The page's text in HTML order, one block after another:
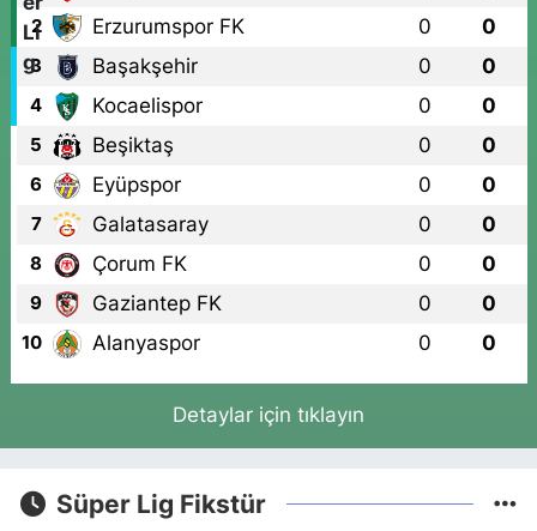
2 Erzurumspor FK 0 0
3 Başakşehir 0 0
4 Kocaelispor 0 0
5 Beşiktaş 0 0
6 Eyüpspor 0 0
7 Galatasaray 0 0
8 Çorum FK 0 0
9 Gaziantep FK 0 0
10 Alanyaspor 0 0
Detaylar için tıklayın
Süper Lig Fikstür